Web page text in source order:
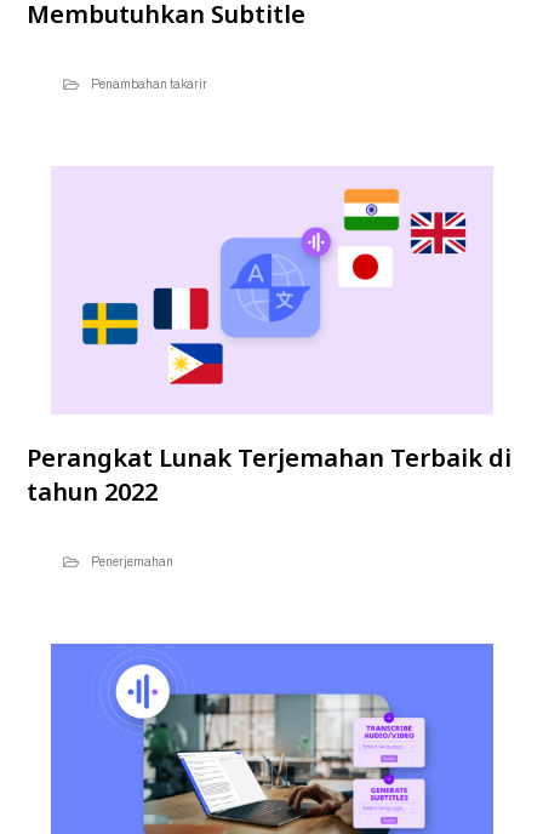
Membutuhkan Subtitle
Penambahan takarir
Perangkat Lunak Terjemahan Terbaik di
tahun 2022
Penerjemahan